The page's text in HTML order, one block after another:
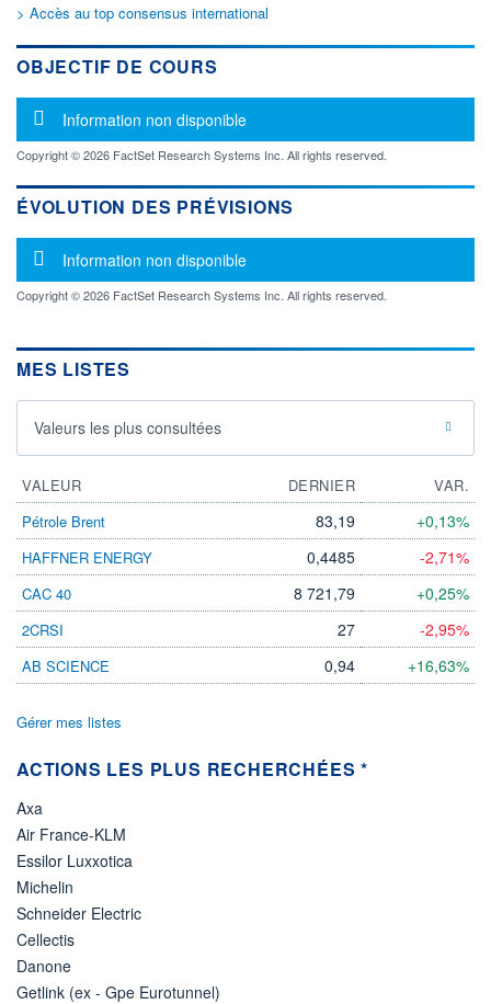
0,000 0,000
+ HAUT
0,000
+ BAS
VOLUME
0
CAPITAL ÉCHANGÉ
VALORISATION DERNIER ÉCHANGE
BAISSE
0,000
HAUSSE
0,000
ESTIMÉ 2026
-
-
DIVIDENDE
ÉLIGIBILITÉ
Boursobank
+ LISTE
> Accès au top consensus international
OBJECTIF DE COURS
Message d'information
Information non disponible
Copyright © 2026 FactSet Research Systems Inc. All rights reserved.
ÉVOLUTION DES PRÉVISIONS
Message d'information
Information non disponible
Copyright © 2026 FactSet Research Systems Inc. All rights reserved.
MES LISTES
Valeurs les plus consultées
VALEUR DERNIER
VAR.
Pétrole Brent
83,19 +0,13%
HAFFNER ENERGY 0,4485 -2,71%
CAC 40 8 721,79 +0,25%
2CRSI 27 -2,95%
AB SCIENCE 0,94 +16,63%
Gérer mes listes
ACTIONS LES PLUS RECHERCHÉES *
Axa
Air France-KLM
Essilor Luxxotica
Michelin
Schneider Electric
Cellectis
Danone
Getlink (ex - Gpe Eurotunnel)